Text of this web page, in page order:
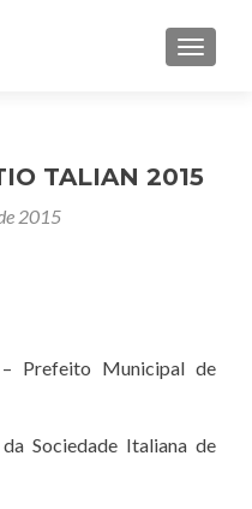
TALIAN 2015
2015
Prefeito Municipal de
Sociedade Italiana de